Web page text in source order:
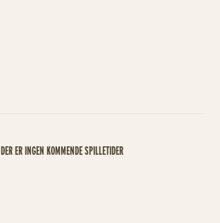
DER ER INGEN KOMMENDE SPILLETIDER